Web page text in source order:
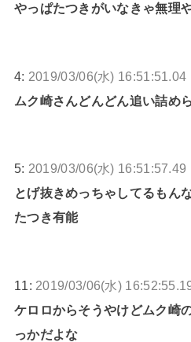
やっぱたつきがいなきゃ無理
4: 2019/03/06(水) 16:51:51.04
ムク崎さんどんどん追い詰め
5: 2019/03/06(水) 16:51:57.49
とげ抜きめっちゃしてるもん
たつき有能
11: 2019/03/06(水)
ケロロからそうやけどムク崎
っかだよな